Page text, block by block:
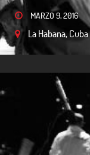
MARZO 9, 2016
La Habana, Cuba